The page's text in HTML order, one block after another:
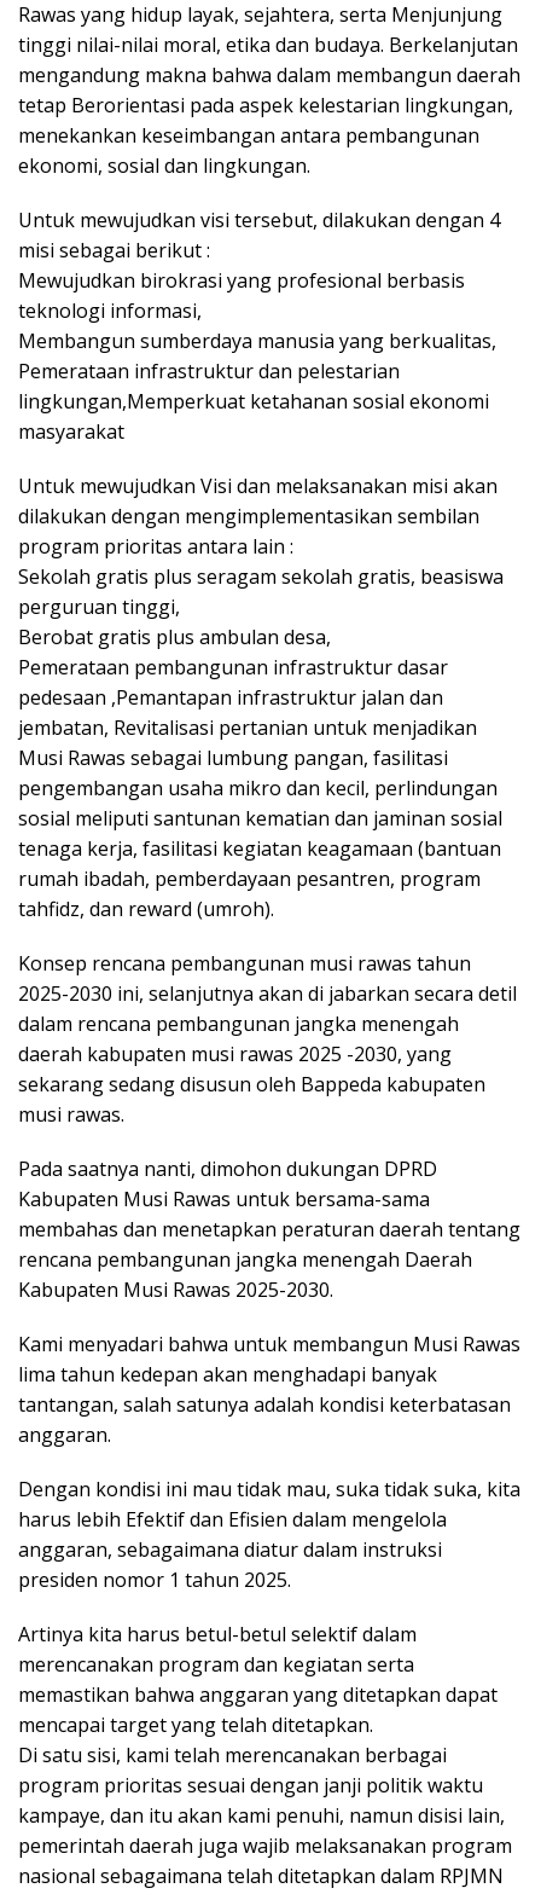
Rawas yang hidup layak, sejahtera, serta Menjunjung
tinggi nilai-nilai moral, etika dan budaya. Berkelanjutan
mengandung makna bahwa dalam membangun daerah
tetap Berorientasi pada aspek kelestarian lingkungan,
menekankan keseimbangan antara pembangunan
ekonomi, sosial dan lingkungan.
Untuk mewujudkan visi tersebut, dilakukan dengan 4
misi sebagai berikut :
Mewujudkan birokrasi yang profesional berbasis
teknologi informasi,
Membangun sumberdaya manusia yang berkualitas,
Pemerataan infrastruktur dan pelestarian
lingkungan,Memperkuat ketahanan sosial ekonomi
masyarakat
Untuk mewujudkan Visi dan melaksanakan misi akan
dilakukan dengan mengimplementasikan sembilan
program prioritas antara lain :
Sekolah gratis plus seragam sekolah gratis, beasiswa
perguruan tinggi,
Berobat gratis plus ambulan desa,
Pemerataan pembangunan infrastruktur dasar
pedesaan ,Pemantapan infrastruktur jalan dan
jembatan, Revitalisasi pertanian untuk menjadikan
Musi Rawas sebagai lumbung pangan, fasilitasi
pengembangan usaha mikro dan kecil, perlindungan
sosial meliputi santunan kematian dan jaminan sosial
tenaga kerja, fasilitasi kegiatan keagamaan (bantuan
rumah ibadah, pemberdayaan pesantren, program
tahfidz, dan reward (umroh).
Konsep rencana pembangunan musi rawas tahun
2025-2030 ini, selanjutnya akan di jabarkan secara detil
dalam rencana pembangunan jangka menengah
daerah kabupaten musi rawas 2025 -2030, yang
sekarang sedang disusun oleh Bappeda kabupaten
musi rawas.
Pada saatnya nanti, dimohon dukungan DPRD
Kabupaten Musi Rawas untuk bersama-sama
membahas dan menetapkan peraturan daerah tentang
rencana pembangunan jangka menengah Daerah
Kabupaten Musi Rawas 2025-2030.
Kami menyadari bahwa untuk membangun Musi Rawas
lima tahun kedepan akan menghadapi banyak
tantangan, salah satunya adalah kondisi keterbatasan
anggaran.
Dengan kondisi ini mau tidak mau, suka tidak suka, kita
harus lebih Efektif dan Efisien dalam mengelola
anggaran, sebagaimana diatur dalam instruksi
presiden nomor 1 tahun 2025.
Artinya kita harus betul-betul selektif dalam
merencanakan program dan kegiatan serta
memastikan bahwa anggaran yang ditetapkan dapat
mencapai target yang telah ditetapkan.
Di satu sisi, kami telah merencanakan berbagai
program prioritas sesuai dengan janji politik waktu
kampaye, dan itu akan kami penuhi, namun disisi lain,
pemerintah daerah juga wajib melaksanakan program
nasional sebagaimana telah ditetapkan dalam RPJMN